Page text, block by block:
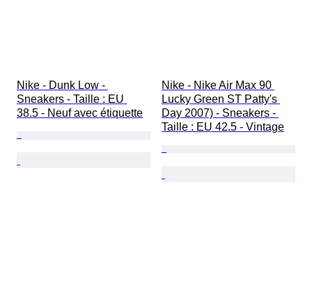
Nike - Dunk Low -
Sneakers - Taille : EU
38.5 - Neuf avec étiquette
Nike - Nike Air Max 90
Lucky Green ST Patty's
Day 2007) - Sneakers -
Taille : EU 42.5 - Vintage